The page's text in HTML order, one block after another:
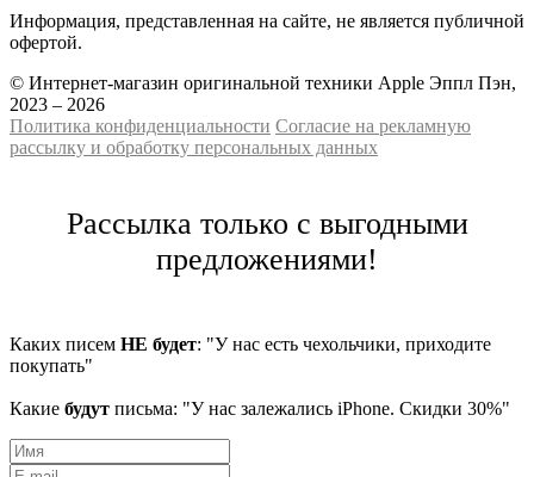
Информация, представленная на сайте, не является публичной
офертой.
© Интернет-магазин оригинальной техники Apple Эппл Пэн,
2023 – 2026
Политика конфиденциальности Cогласие на рекламную
рассылку и обработку персональных данных
Рассылка только с выгодными
предложениями!
Каких писем НЕ будет: "У нас есть чехольчики, приходите
покупать"
Какие будут письма: "У нас залежались iPhone. Скидки 30%"